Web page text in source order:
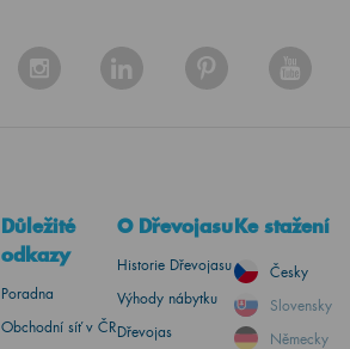
Důležité
odkazy
Poradna
Obchodní síť v ČR
O Dřevojasu
Historie Dřevojasu
Výhody nábytku
Dřevojas
Ke stažení
Česky
Slovensky
Německy